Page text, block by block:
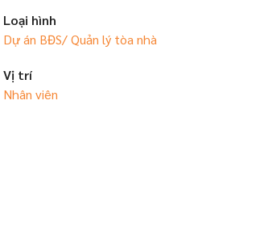
Loại hình
Dự án BĐS/ Quản lý tòa nhà
Vị trí
Nhân viên